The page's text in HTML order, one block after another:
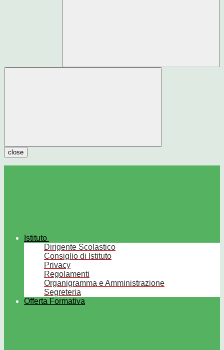
close
Istituto
Dirigente Scolastico
Consiglio di Istituto
Privacy
Regolamenti
Organigramma e Amministrazione
Segreteria
Offerta Formativa